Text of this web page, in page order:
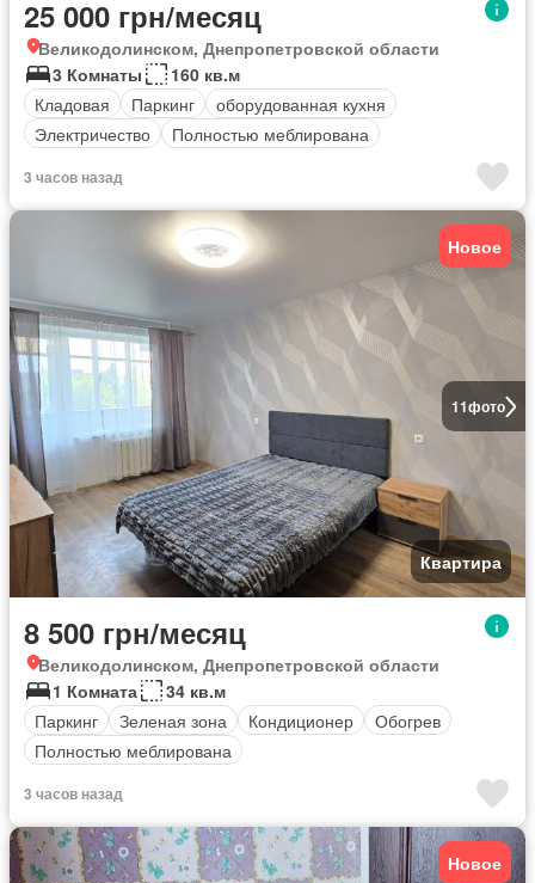
25 000 грн/месяц
Великодолинском, Днепропетровской области
3 Комнаты
160 кв.м
Кладовая
Паркинг
оборудованная кухня
Электричество
Полностью меблирована
3 часов назад
11фото
Новое
Квартира
8 500 грн/месяц
Великодолинском, Днепропетровской области
1 Комната
34 кв.м
Паркинг
Зеленая зона Кондиционер
Обогрев
Полностью меблирована
3 часов назад
Новое